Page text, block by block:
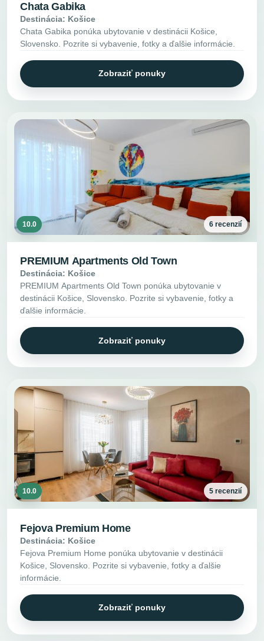
Chata Gabika
Destinácia: Košice
Chata Gabika ponúka ubytovanie v destinácii Košice,
Slovensko. Pozrite si vybavenie, fotky a ďalšie informácie.
Zobraziť ponuky
10.0 6 recenzií
PREMIUM Apartments Old Town
Destinácia: Košice
PREMIUM Apartments Old Town ponúka ubytovanie v
destinácii Košice, Slovensko. Pozrite si vybavenie, fotky a
ďalšie informácie.
Zobraziť ponuky
10.0 5 recenzií
Fejova Premium Home
Destinácia: Košice
Fejova Premium Home ponúka ubytovanie v destinácii
Košice, Slovensko. Pozrite si vybavenie, fotky a ďalšie
informácie.
Zobraziť ponuky